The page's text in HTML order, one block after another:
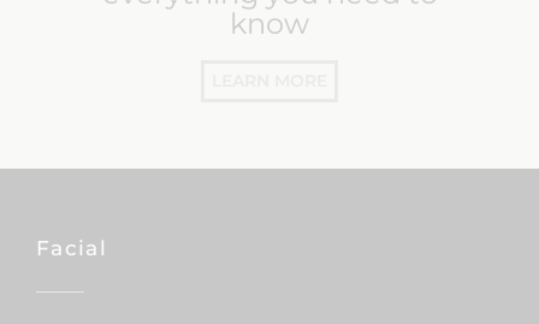
know
Facial